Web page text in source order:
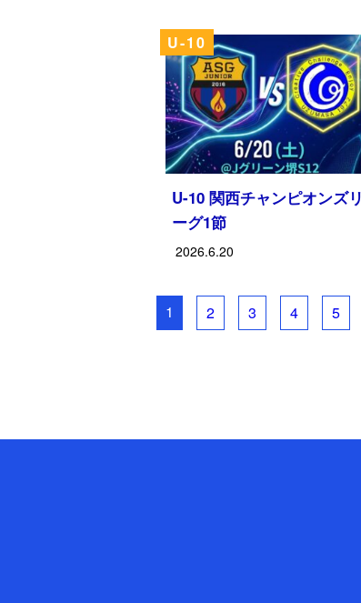
U-10
U-10 関西チャンピオンズリ
ーグ1節
2026.6.20
1 2 3 4 5